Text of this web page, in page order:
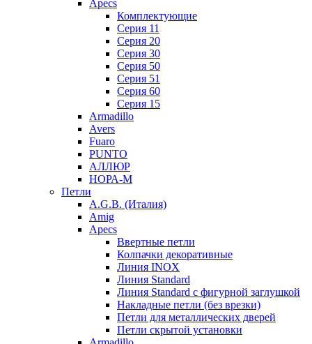
Apecs
Комплектующие
Серия 11
Серия 20
Серия 30
Серия 50
Серия 51
Серия 60
Серия 15
Armadillo
Avers
Fuaro
PUNTO
АЛЛЮР
НОРА-М
Петли
A.G.B. (Италия)
Amig
Apecs
Ввертные петли
Колпачки декоративные
Линия INOX
Линия Standard
Линия Standard с фигурной заглушкой
Накладные петли (без врезки)
Петли для металлических дверей
Петли скрытой установки